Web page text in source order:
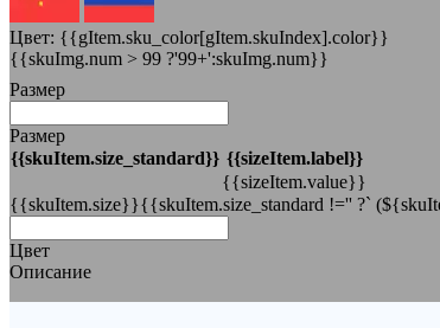
Цвет: {{gItem.sku_color[gItem.skuIndex].color}}
{{skuImg.num > 99 ?'99+':skuImg.num}}
Размер
Размер
{{skuItem.size_standard}} {{sizeItem.label}}
{{sizeItem.value}}
{{skuItem.size}}{{skuItem.size_standard !='' ?`
Цвет
Описание